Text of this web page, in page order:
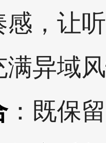
，让
异域
：既保